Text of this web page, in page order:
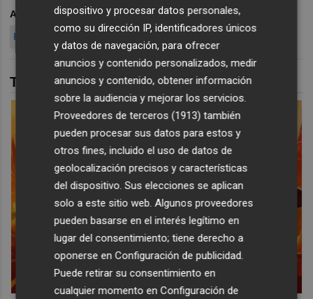
ARCHIVADO EN TENIS
CARLOS ALCARAZ
ROLAND GARROS
ATP TOUR
TAMBIÉN TE PUEDE INTERESAR
dispositivo y procesar datos personales,
como su dirección IP, identificadores únicos
y datos de navegación, para ofrecer
anuncios y contenido personalizados, medir
anuncios y contenido, obtener información
sobre la audiencia y mejorar los servicios.
Proveedores de terceros (1913) también
pueden procesar sus datos para estos y
otros fines, incluido el uso de datos de
geolocalización precisos y características
del dispositivo. Sus elecciones se aplican
solo a este sitio web. Algunos proveedores
pueden basarse en el interés legítimo en
lugar del consentimiento; tiene derecho a
oponerse enConfiguración de publicidad
Puede retirar su consentimiento en
cualquier momento enConfiguración de